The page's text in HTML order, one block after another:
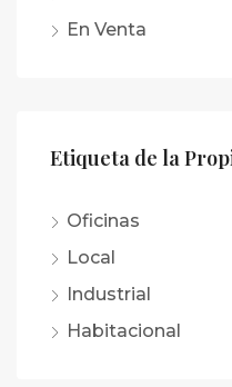
En Venta
Etiqueta de la
Oficinas
Local
Industrial
Habitacional